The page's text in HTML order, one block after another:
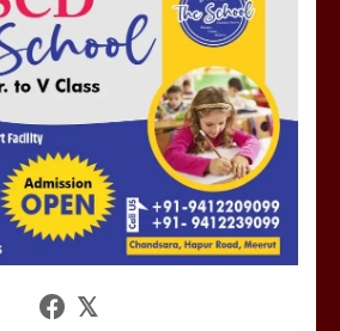
होलिका रखने पर लात मार कर होलिका को किया
तहस नहस,मोहल्ले वालों के साथ की गई गाली
गलोच ,कहा अगर रखी गई होली तो होगा खून
खराबा,
March 11, 2025
बनने देना चाहते सुने क्या कहा मौलाना कारी
शफीकुर्रहमान रहमान ने